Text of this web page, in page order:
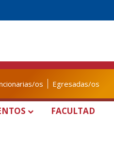
os Egresadas/os
FACULTAD